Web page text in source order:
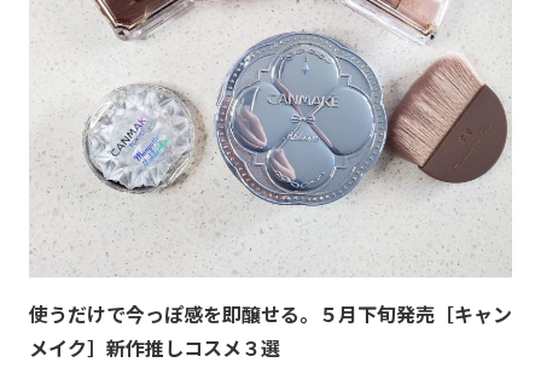
使うだけで今っぽ感を即醸せる。５月下旬発売［キャン
メイク］新作推しコスメ３選